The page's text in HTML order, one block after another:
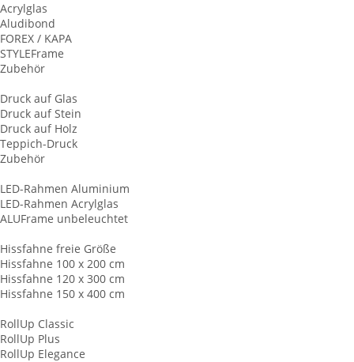
Acrylglas
Aludibond
FOREX / KAPA
STYLEFrame
Zubehör
Druck auf Glas
Druck auf Stein
Druck auf Holz
Teppich-Druck
Zubehör
LED-Rahmen Aluminium
LED-Rahmen Acrylglas
ALUFrame unbeleuchtet
Hissfahne freie Größe
Hissfahne 100 x 200 cm
Hissfahne 120 x 300 cm
Hissfahne 150 x 400 cm
RollUp Classic
RollUp Plus
RollUp Elegance